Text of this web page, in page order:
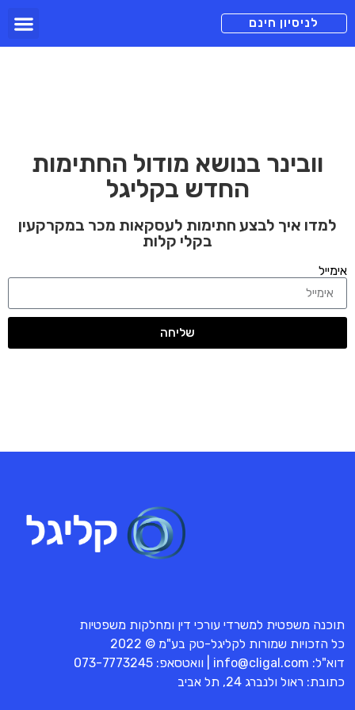
לניסיון חינם
וובינר בנושא מודול החתימות
החדש בקליגל
למדו איך לבצע חתימות לעסקאות מכר במקרקעין
בקלי קלות
אימייל
שליחה
תוכנה משפטית למשרדי עורכי דין ומחלקות משפטיות
כל הזכויות שמורות לקליגל-טק בע"מ © 2022
דוא"ל: info@cligal.com | וואטסאפ: 073-7773245
כתובת: ראול ולנברג 24, תל אביב